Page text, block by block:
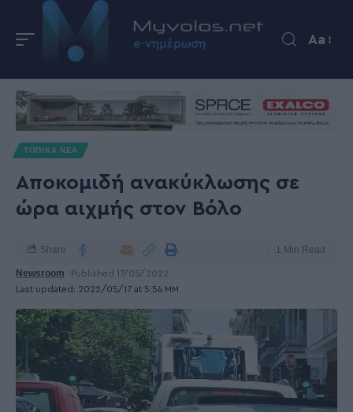
Aa
ΤΟΠΙΚΑ ΝΕΑ
Αποκομιδή ανακύκλωσης σε
ώρα αιχμής στον Βόλο
Last updated: 2022/05/17 at 5:54 ΜΜ
Newsroom Published 17/05/2022
Share 1 Min Read